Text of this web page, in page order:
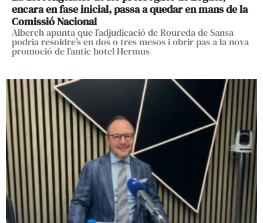
encara en fase inicial, passa a quedar en mans de la
Comissió Nacional
Alberch apunta que l’adjudicació de Roureda de Sansa
podria resoldre’s en dos o tres mesos i obrir pas a la nova
promoció de l’antic hotel Hermus